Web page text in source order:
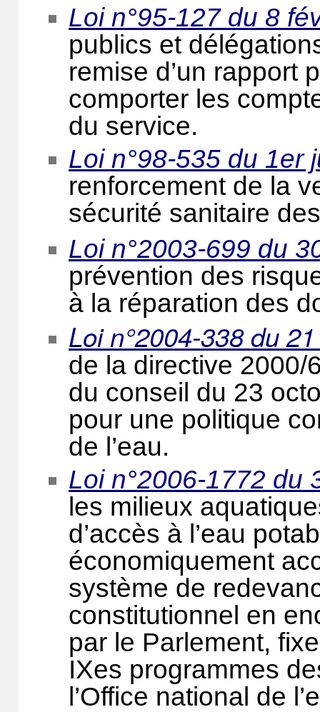
Loi n°95-127 du 8
publics et
remise d’un rapport
comporter les
du service.
Loi n°98-535 du 1er
renforcement de la
sécurité sanitaire
Loi n°2003-699 du
prévention des
à la réparation des
Loi n°2004-338 du
de la directive 2000/
du conseil du 23
pour une politique
de l’eau.
Loi n°2006-1772 du
les milieux
d’accès à l’eau
économiquement
système de
constitutionnel en
par le Parlement,
IXes programmes
l’Office national de